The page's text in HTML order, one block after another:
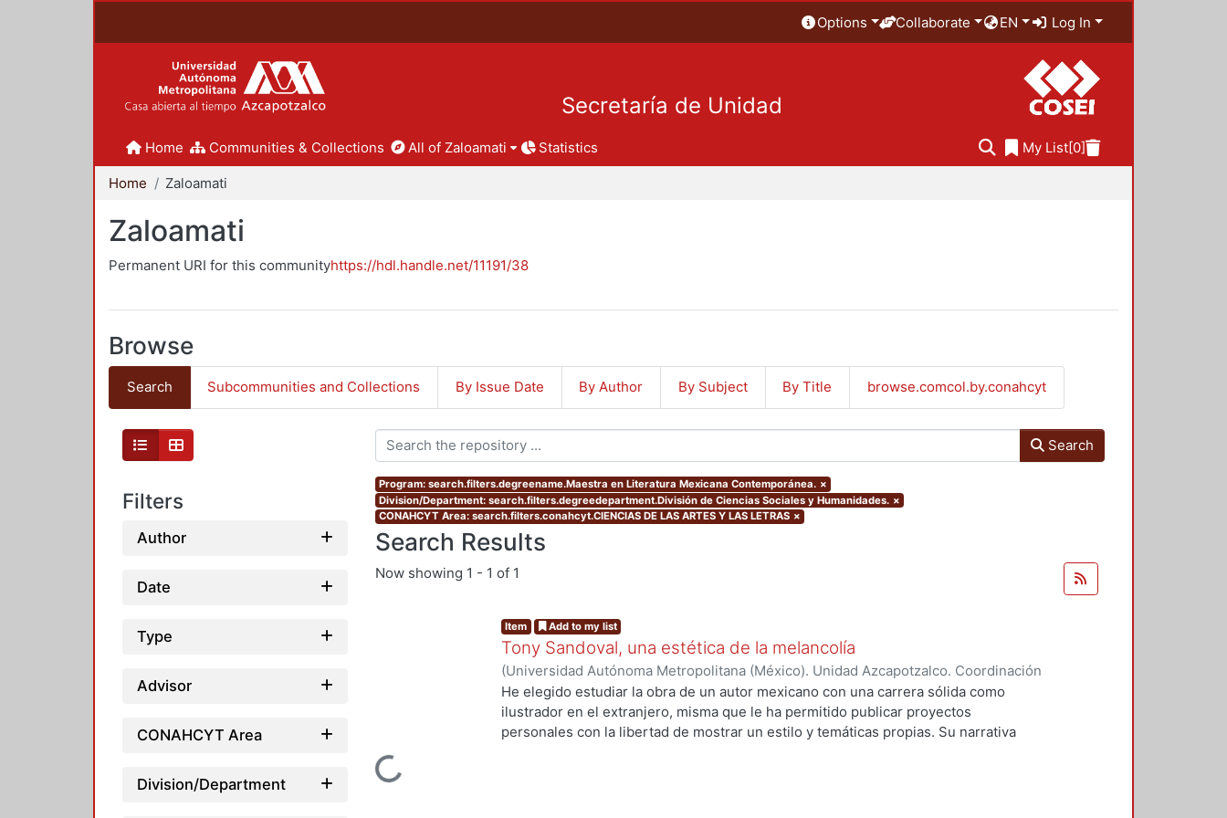
Options Collaborate EN Log In
Secretaría de Unidad
Home Communities & Collections All of Zaloamati Statistics My List[0]
Home Zaloamati
Zaloamati
Permanent URI for this communityhttps://hdl.handle.net/11191/38
Browse
Search Subcommunities and Collections By Issue Date By Author By Subject By Title browse.comcol.by.conahcyt
Filters
Author
Date
Type
Advisor
CONAHCYT Area
Division/Department
Search
Program: search.filters.degreename.Maestra en Literatura Mexicana Contemporánea. ×
Division/Department: search.filters.degreedepartment.División de Ciencias Sociales y Humanidades. ×
CONAHCYT Area: search.filters.conahcyt.CIENCIAS DE LAS ARTES Y LAS LETRAS ×
Search Results
Now showing 1 - 1 of 1
Loading...
Item Add to my list
Tony Sandoval, una estética de la melancolía
(Universidad Autónoma Metropolitana (México). Unidad Azcapotzalco. Coordinación
de Servicios de Información.,2019-10)Vázquez Díaz, Nadia
He elegido estudiar la obra de un autor mexicano con una carrera sólida como
ilustrador en el extranjero, misma que le ha permitido publicar proyectos
personales con la libertad de mostrar un estilo y temáticas propias. Su narrativa